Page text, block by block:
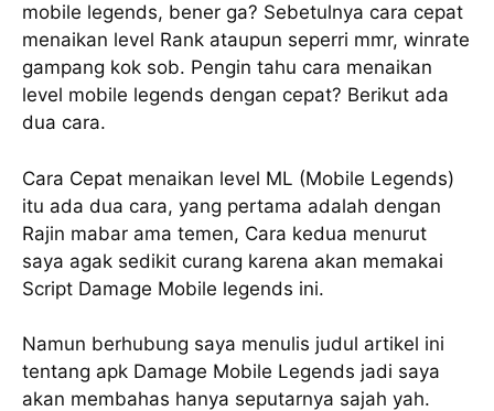
mobile legends, bener ga? Sebetulnya cara cepat
menaikan level Rank ataupun seperri mmr, winrate
gampang kok sob. Pengin tahu cara menaikan
level mobile legends dengan cepat? Berikut ada
dua cara.
Cara Cepat menaikan level ML (Mobile Legends)
itu ada dua cara, yang pertama adalah dengan
Rajin mabar ama temen, Cara kedua menurut
saya agak sedikit curang karena akan memakai
Script Damage Mobile legends ini.
Namun berhubung saya menulis judul artikel ini
tentang apk Damage Mobile Legends jadi saya
akan membahas hanya seputarnya sajah yah.